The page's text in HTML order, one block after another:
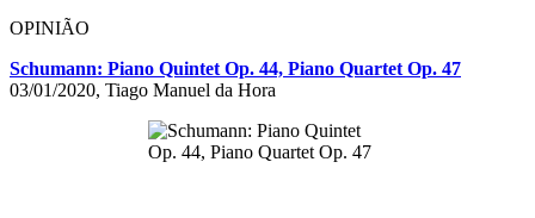
OPINIÃO
Schumann: Piano Quintet Op. 44, Piano Quartet Op. 47
03/01/2020, Tiago Manuel da Hora